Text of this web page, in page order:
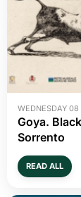
WEDNESDAY
Goya.
Sorrento
READ ALL